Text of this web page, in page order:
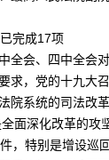
完成17项
会、四中全会对
求，党的十九大
院系统的司法改
深化改革的攻
，特别是增设巡